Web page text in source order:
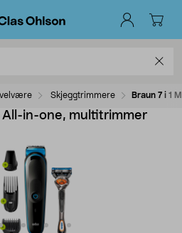
velvære Skjeggtrimmere Braun 7 i 1
All-in-one, multitrimmer